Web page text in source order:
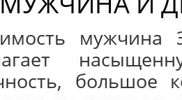
большое